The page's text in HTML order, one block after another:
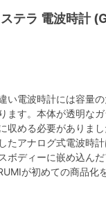
テラ 電波時計
い電波時計には容量
ます。本体が透明な
収める必要がありま
たアナログ式電波時
ボディーに嵌め込ん
が初めての商品化